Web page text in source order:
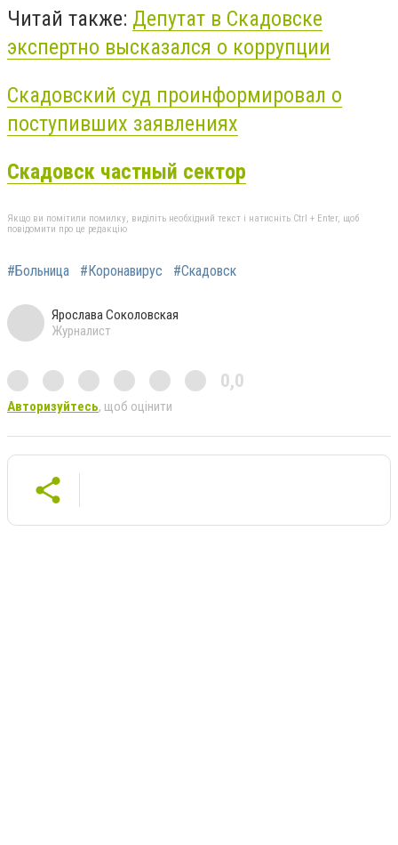
Читай также: Депутат в Скадовске
экспертно высказался о коррупции
Скадовский суд проинформировал о
поступивших заявлениях
Скадовск частный сектор
Якщо ви помітили помилку, виділіть необхідний текст і натисніть Ctrl + Enter, щоб
повідомити про це редакцію
#Больница #Коронавирус #Скадовск
Ярослава Соколовская
Журналист
0,0
Авторизуйтесь, щоб оцінити